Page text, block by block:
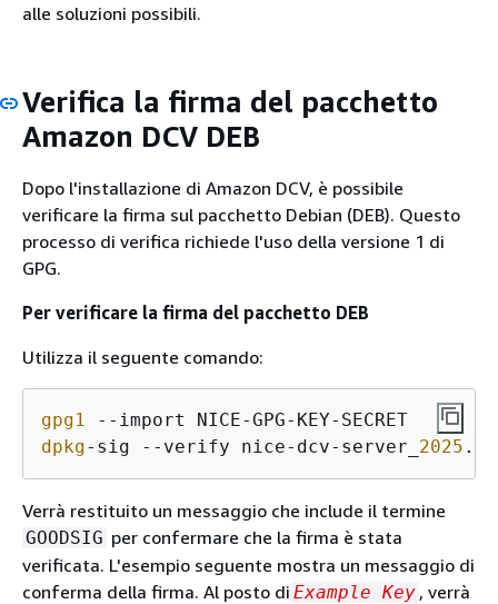
alle soluzioni possibili.
Verifica la firma del pacchetto
Amazon DCV DEB
Dopo l'installazione di Amazon DCV, è possibile
verificare la firma sul pacchetto Debian (DEB). Questo
processo di verifica richiede l'uso della versione 1 di
GPG.
Per verificare la firma del pacchetto DEB
Utilizza il seguente comando:
gpg1
dpkg-sig --verify nice-dcv-server_ 2025 .
Verrà restituito un messaggio che include il termine
GOODSIG per confermare che la firma è stata
verificata. L'esempio seguente mostra un messaggio di
conferma della firma. Al posto di Example Key , verrà